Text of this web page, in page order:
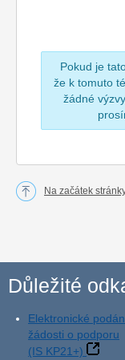
Pokud je
že k tomuto
žádné
Na začátek
Důležité
Elektronické
žádosti o podporu
(IS KP21+)